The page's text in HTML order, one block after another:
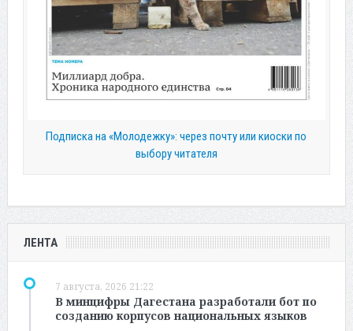
Подписка на «Молодежку»: через почту или киоски по
выбору читателя
ЛЕНТА
7 августа, 2026 21:22
В минцифры Дагестана разработали бот по
созданию корпусов национальных языков